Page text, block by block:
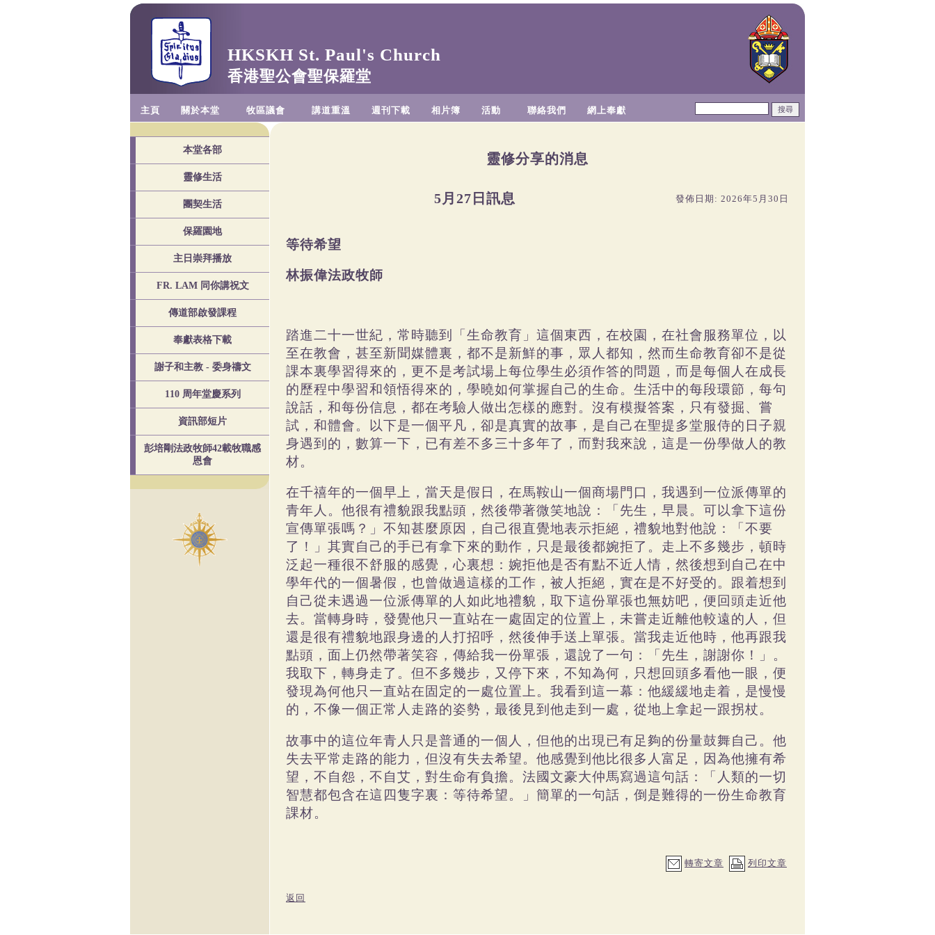
HKSKH St. Paul's Church
香港聖公會聖保羅堂
主頁 關於本堂 牧區議會 講道重溫 週刊下載 相片簿 活動 聯絡我們 網上奉獻
本堂各部
靈修生活
團契生活
保羅園地
主日崇拜播放
FR. LAM 同你講祝文
傳道部啟發課程
奉獻表格下載
謝子和主教 - 委身禱文
110 周年堂慶系列
資訊部短片
彭培剛法政牧師42載牧職感
恩會
靈修分享的消息
5月27日訊息 發佈日期: 2026年5月30日
等待希望
林振偉法政牧師
踏進二十一世紀，常時聽到「生命教育」這個東西，在校園，在社會服務單位，以
至在教會，甚至新聞媒體裏，都不是新鮮的事，眾人都知，然而生命教育卻不是從
課本裏學習得來的，更不是考試場上每位學生必須作答的問題，而是每個人在成長
的歷程中學習和領悟得來的，學曉如何掌握自己的生命。生活中的每段環節，每句
說話，和每份信息，都在考驗人做出怎樣的應對。沒有模擬答案，只有發掘、嘗
試，和體會。以下是一個平凡，卻是真實的故事，是自己在聖提多堂服侍的日子親
身遇到的，數算一下，已有差不多三十多年了，而對我來說，這是一份學做人的教
材。
在千禧年的一個早上，當天是假日，在馬鞍山一個商場門口，我遇到一位派傳單的
青年人。他很有禮貌跟我點頭，然後帶著微笑地說：「先生，早晨。可以拿下這份
宣傳單張嗎？」不知甚麼原因，自己很直覺地表示拒絕，禮貌地對他說：「不要
了！」其實自己的手已有拿下來的動作，只是最後都婉拒了。走上不多幾步，頓時
泛起一種很不舒服的感覺，心裏想：婉拒他是否有點不近人情，然後想到自己在中
學年代的一個暑假，也曾做過這樣的工作，被人拒絕，實在是不好受的。跟着想到
自己從未遇過一位派傳單的人如此地禮貌，取下這份單張也無妨吧，便回頭走近他
去。當轉身時，發覺他只一直站在一處固定的位置上，未嘗走近離他較遠的人，但
還是很有禮貌地跟身邊的人打招呼，然後伸手送上單張。當我走近他時，他再跟我
點頭，面上仍然帶著笑容，傳給我一份單張，還說了一句：「先生，謝謝你！」。
我取下，轉身走了。但不多幾步，又停下來，不知為何，只想回頭多看他一眼，便
發現為何他只一直站在固定的一處位置上。我看到這一幕：他緩緩地走着，是慢慢
的，不像一個正常人走路的姿勢，最後見到他走到一處，從地上拿起一跟拐杖。
故事中的這位年青人只是普通的一個人，但他的出現已有足夠的份量鼓舞自己。他
失去平常走路的能力，但沒有失去希望。他感覺到他比很多人富足，因為他擁有希
望，不自怨，不自艾，對生命有負擔。法國文豪大仲馬寫過這句話：「人類的一切
智慧都包含在這四隻字裏：等待希望。」簡單的一句話，倒是難得的一份生命教育
課材。
轉寄文章 列印文章
返回